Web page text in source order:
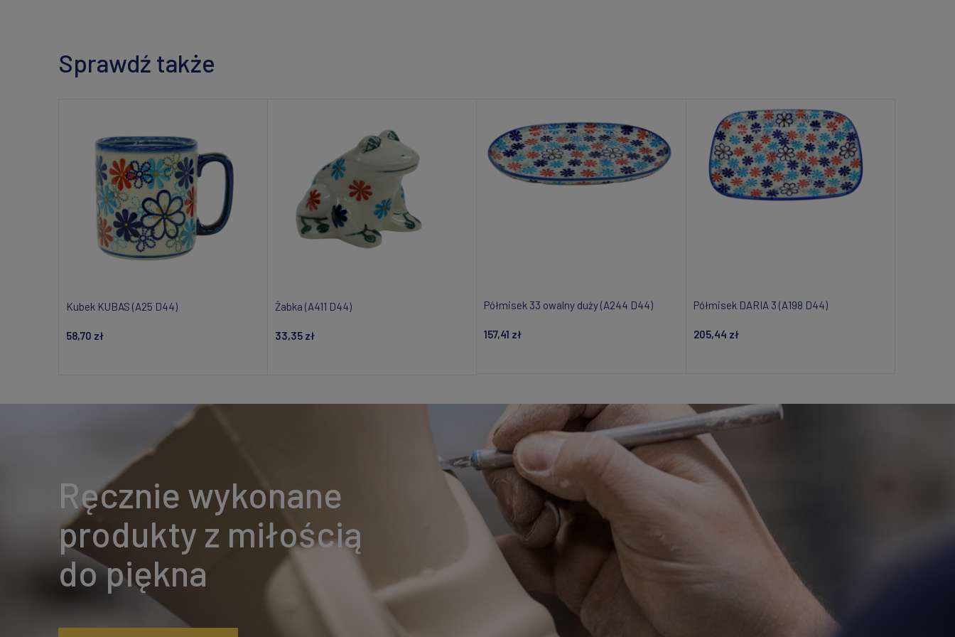
Sprawdź także
Kubek KUBAS (A25 D44)
58,70 zł
Żabka (A411 D44)
33,35 zł
Półmisek 33 owalny duży (A244 D44)
157,41 zł
Półmisek DARIA 3 (A198 D44)
205,44 zł
Ręcznie wykonane
produkty z miłością
do piękna